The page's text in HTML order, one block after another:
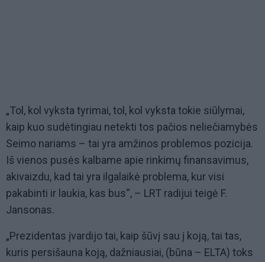
„Tol, kol vyksta tyrimai, tol, kol vyksta tokie siūlymai,
kaip kuo sudėtingiau netekti tos pačios neliečiamybės
Seimo nariams – tai yra amžinos problemos pozicija.
Iš vienos pusės kalbame apie rinkimų finansavimus,
akivaizdu, kad tai yra ilgalaikė problema, kur visi
pakabinti ir laukia, kas bus“, – LRT radijui teigė F.
Jansonas.
„Prezidentas įvardijo tai, kaip šūvį sau į koją, tai tas,
kuris persišauna koją, dažniausiai, (būna – ELTA) toks